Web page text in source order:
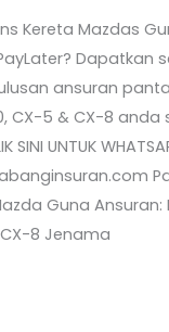
Kereta Mazdas
Dapatkan
ansuran
CX-5 & CX-8 anda
SINI UNTUK
Guna Ansuran:
8 Jenama